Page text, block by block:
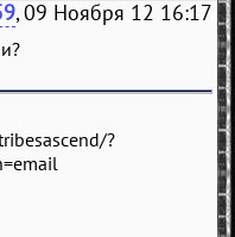
, 09 Ноября 12 16:17
?